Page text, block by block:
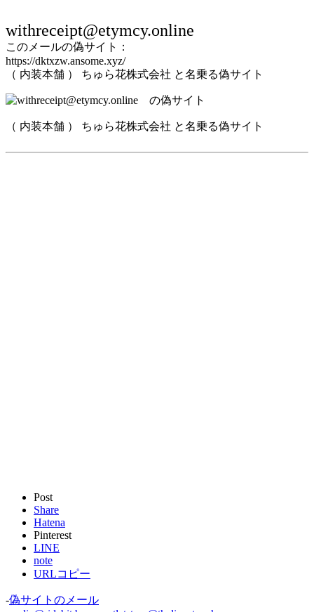
withreceipt@etymcy.online
このメールの偽サイト：
https://dktxzw.ansome.xyz/
（ 内装本舗 ） ちゅら花株式会社 と名乗る偽サイト
（ 内装本舗 ） ちゅら花株式会社 と名乗る偽サイト
Post
Share
Hatena
Pinterest
LINE
note
URLコピー
-偽サイトのメール